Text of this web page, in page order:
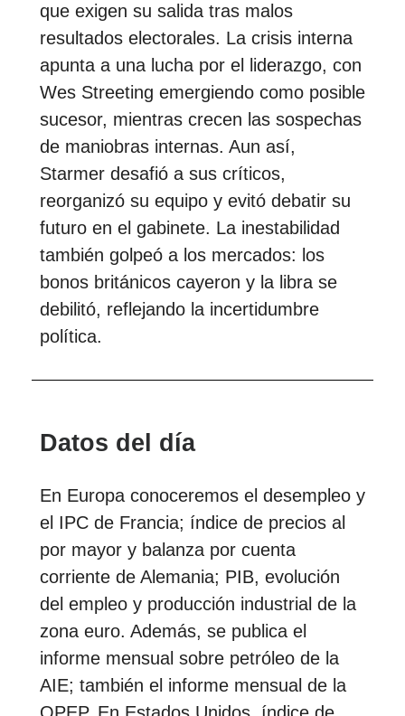
que exigen su salida tras malos
resultados electorales. La crisis interna
apunta a una lucha por el liderazgo, con
Wes Streeting emergiendo como posible
sucesor, mientras crecen las sospechas
de maniobras internas. Aun así,
Starmer desafió a sus críticos,
reorganizó su equipo y evitó debatir su
futuro en el gabinete. La inestabilidad
también golpeó a los mercados: los
bonos británicos cayeron y la libra se
debilitó, reflejando la incertidumbre
política.
Datos del día
En Europa conoceremos el desempleo y
el IPC de Francia; índice de precios al
por mayor y balanza por cuenta
corriente de Alemania; PIB, evolución
del empleo y producción industrial de la
zona euro. Además, se publica el
informe mensual sobre petróleo de la
AIE; también el informe mensual de la